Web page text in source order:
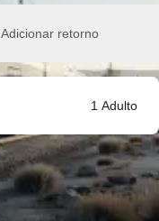
Adicionar retorno
1 Adulto